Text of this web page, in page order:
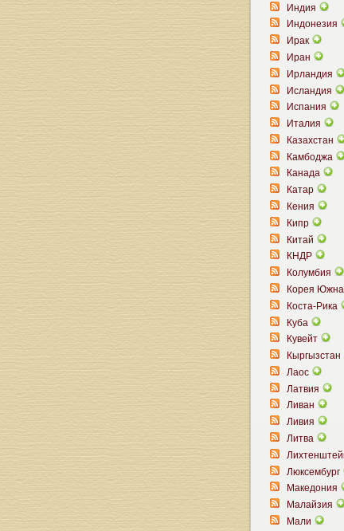
Индия
Индонезия
Ирак
Иран
Ирландия
Исландия
Испания
Италия
Казахстан
Камбоджа
Канада
Катар
Кения
Кипр
Китай
КНДР
Колумбия
Корея
Коста-Рика
Куба
Кувейт
Кыргызстан
Лаос
Латвия
Ливан
Ливия
Литва
Люксембург
Македония
Малайзия
Мали